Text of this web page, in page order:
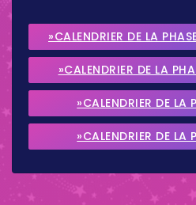
»CALENDRIER DE LA
»CALENDRIER DE LA
2026
»CALENDRIER DE LA
»CALENDRIER DE LA